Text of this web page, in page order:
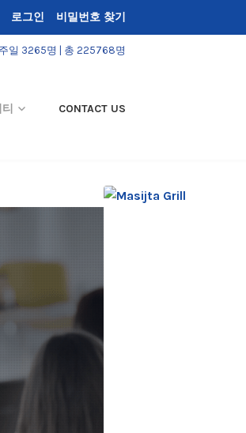
로그인 비밀번호 찾기
일 3265명 | 총 225768명
CONTACT US